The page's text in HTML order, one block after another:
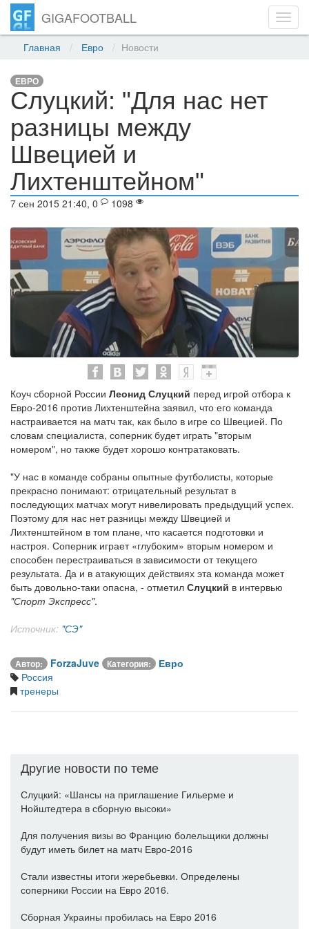
GIGAFOOTBALL
Главная Евро Новости
ЕВРО
Слуцкий: "Для нас нет
разницы между
Швецией и
Лихтенштейном"
7 сен 2015 21:40, 0 1098
Коуч сборной России Леонид Слуцкий перед игрой отбора к
Евро-2016 против Лихтенштейна заявил, что его команда
настраивается на матч так, как было в игре со Швецией. По
словам специалиста, соперник будет играть "вторым
номером", но также будет хорошо контратаковать.
"У нас в команде собраны опытные футболисты, которые
прекрасно понимают: отрицательный результат в
последующих матчах могут нивелировать предыдущий успех.
Поэтому для нас нет разницы между Швецией и
Лихтенштейном в том плане, что касается подготовки и
настроя. Соперник играет «глубоким» вторым номером и
способен перестраиваться в зависимости от текущего
результата. Да и в атакующих действиях эта команда может
быть довольно-таки опасна, - отметил Слуцкий в интервью
"Спорт Экспресс".
Источник: "СЭ"
Автор: ForzaJuve Категория:
Евро
Россия
тренеры
Другие новости по теме
Слуцкий: «Шансы на приглашение Гильерме и
Нойштедтера в сборную высоки»
Для получения визы во Францию болельщики должны
будут иметь билет на матч Евро-2016
Стали известны итоги жеребьевки. Определены
соперники России на Евро 2016.
Сборная Украины пробилась на Евро 2016